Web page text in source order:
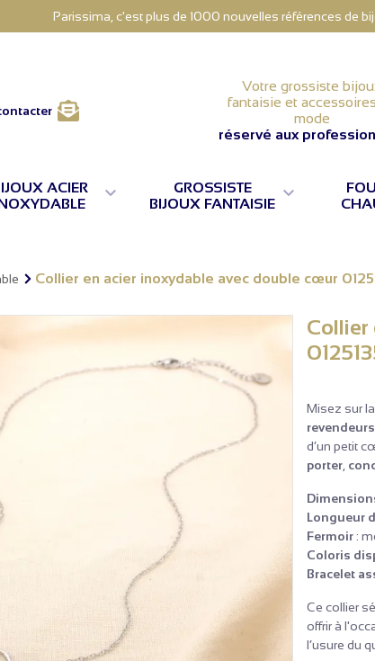
Parissima, c'est plus de 1000 nouvelles références de
Votre grossiste
fantaisie et
mode
réservé aux
ACIER

GROSSISTE
BIJOUX FANTAISIE 
Collier en acier inoxydable avec double cœur
Collier
Misez sur
d’un petit
porter,
Longueur
Fermoir:
Coloris
Bracelet
Ce collier
offrir à
l’usure du